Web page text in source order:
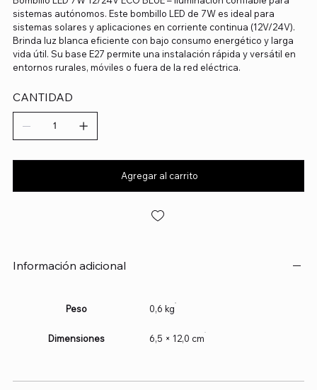
sistemas autónomos. Este bombillo LED de 7W es ideal para
sistemas solares y aplicaciones en corriente continua (12V/24V).
Brinda luz blanca eficiente con bajo consumo energético y larga
vida útil. Su base E27 permite una instalación rápida y versátil en
entornos rurales, móviles o fuera de la red eléctrica.
CANTIDAD
Agregar al carrito
Información adicional
Peso 0,6 kg
Dimensiones 6,5 × 12,0 cm